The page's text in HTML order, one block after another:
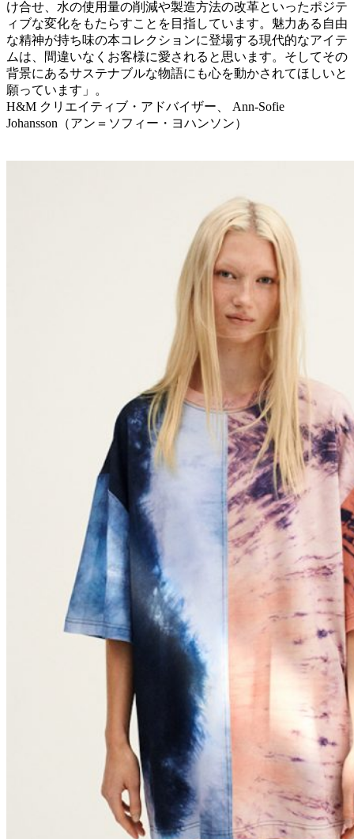
け合せ、水の使用量の削減や製造方法の改革といったポジテ
ィブな変化をもたらすことを目指しています。魅力ある自由
な精神が持ち味の本コレクションに登場する現代的なアイテ
ムは、間違いなくお客様に愛されると思います。そしてその
背景にあるサステナブルな物語にも心を動かされてほしいと
願っています」。
H&M クリエイティブ・アドバイザー、 Ann-Sofie
Johansson（アン＝ソフィー・ヨハンソン）